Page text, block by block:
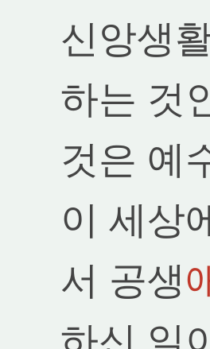
신앙생
하는 것
것은 예
이 세상
서 공생